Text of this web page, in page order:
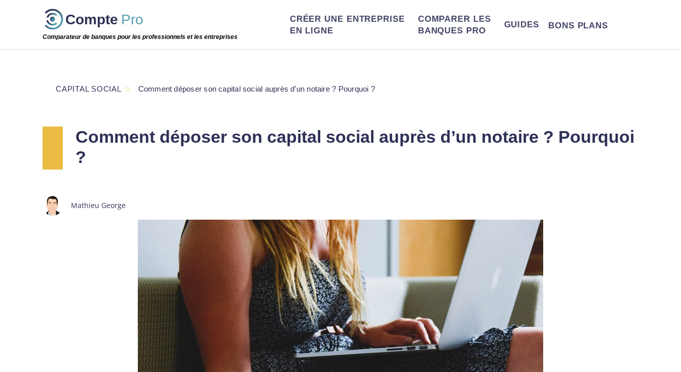
Compte Pro
Comparateur de banques pour les professionnels et les entreprises
CRÉER UNE ENTREPRISE
EN LIGNE
COMPARER LES
BANQUES PRO
GUIDES BONS PLANS
Comment déposer son capital social auprès d’un notaire ? Pourquoi
?
Mathieu George
CAPITAL SOCIAL Comment déposer son capital social auprès d’un notaire ? Pourquoi ?